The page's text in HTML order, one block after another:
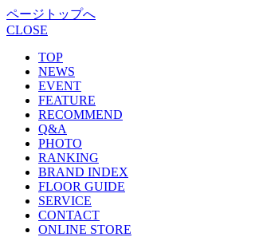
ページトップへ
CLOSE
TOP
NEWS
EVENT
FEATURE
RECOMMEND
Q&A
PHOTO
RANKING
BRAND INDEX
FLOOR GUIDE
SERVICE
CONTACT
ONLINE STORE